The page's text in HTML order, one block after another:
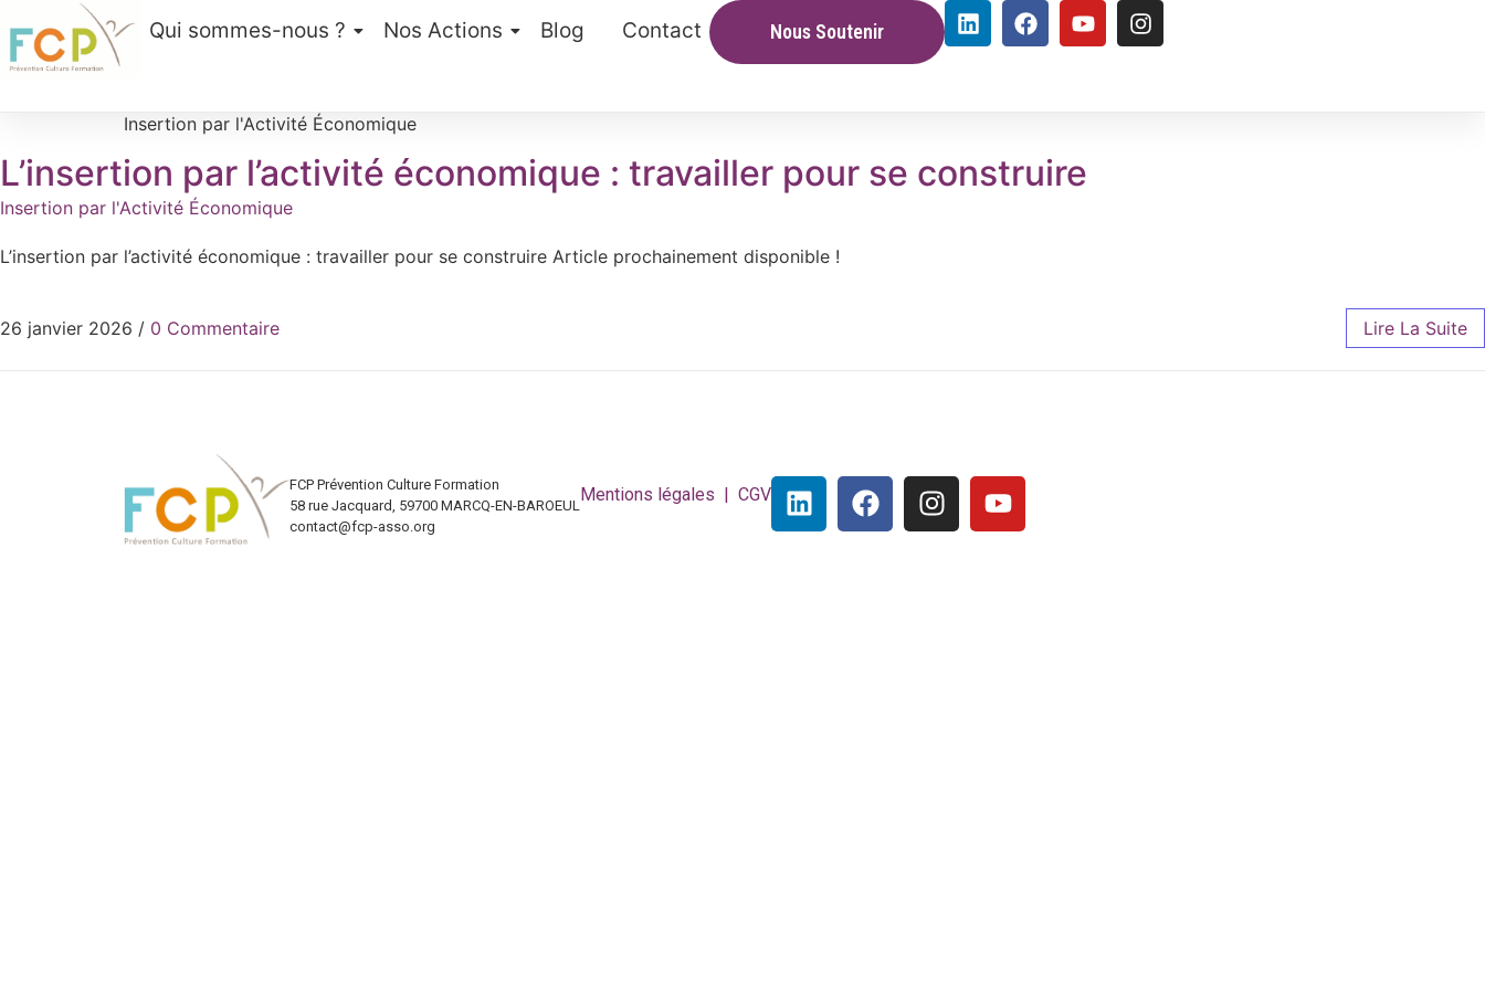
Qui sommes-nous ? Nos Actions Blog Contact Nous Soutenir
Insertion par l'Activité Économique
L’insertion par l’activité économique : travailler pour se construire
Insertion par l'Activité Économique
L’insertion par l’activité économique : travailler pour se construire Article prochainement disponible !
26 janvier 2026 / 0 Commentaire Lire La Suite
FCP Prévention Culture Formation
58 rue Jacquard, 59700 MARCQ-EN-BAROEUL
contact@fcp-asso.org
Mentions légales | CGV